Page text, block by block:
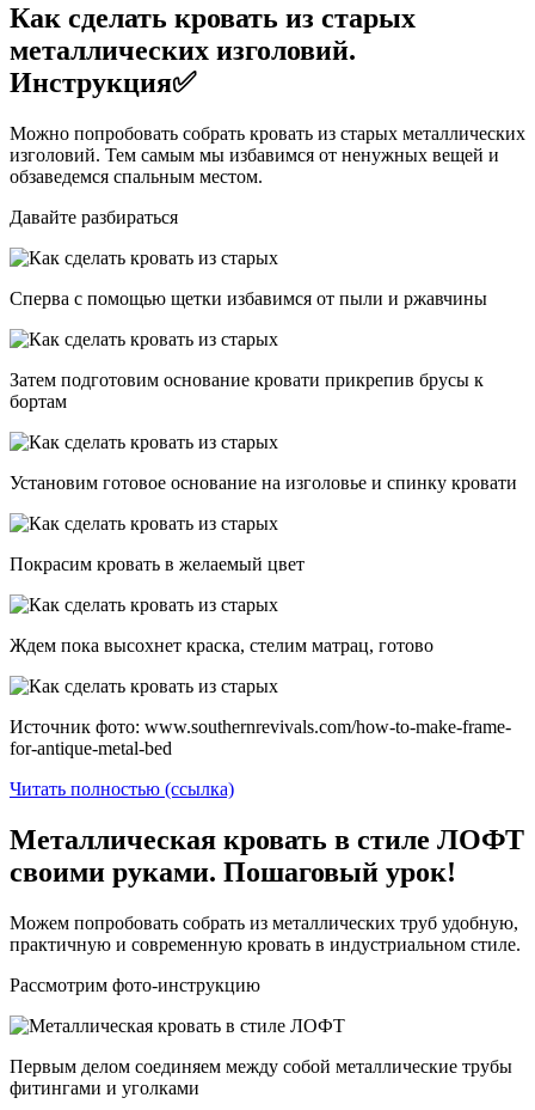
Как сделать кровать из старых
металлических изголовий.
Инструкция✅
Можно попробовать собрать кровать из старых металлических
изголовий. Тем самым мы избавимся от ненужных вещей и
обзаведемся спальным местом.
Давайте разбираться
Сперва с помощью щетки избавимся от пыли и ржавчины
Затем подготовим основание кровати прикрепив брусы к
бортам
Установим готовое основание на изголовье и спинку кровати
Покрасим кровать в желаемый цвет
Ждем пока высохнет краска, стелим матрац, готово
Источник фото: www.southernrevivals.com/how-to-make-frame-
for-antique-metal-bed
Читать полностью (ссылка)
Металлическая кровать в стиле ЛОФТ
своими руками. Пошаговый урок!
Можем попробовать собрать из металлических труб удобную,
практичную и современную кровать в индустриальном стиле.
Рассмотрим фото-инструкцию
Первым делом соединяем между собой металлические трубы
фитингами и уголками